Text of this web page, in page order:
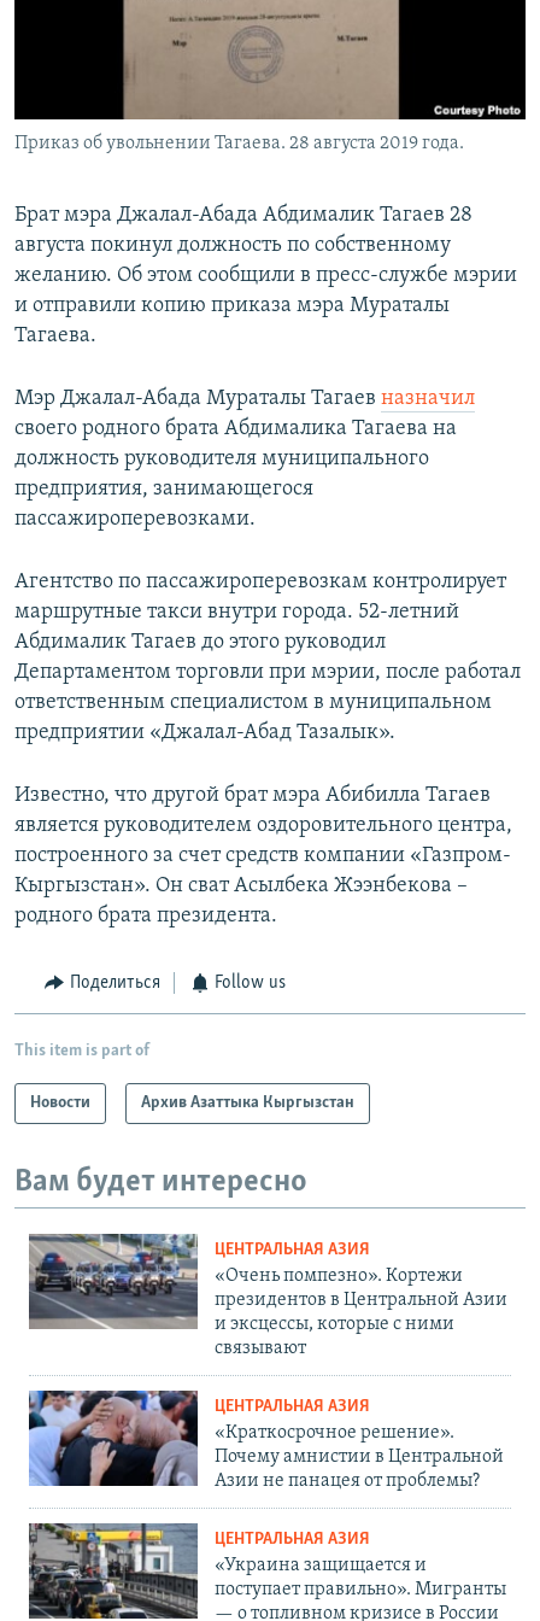
Приказ об увольнении Тагаева. 28 августа 2019 года.
Брат мэра Джалал-Абада Абдималик Тагаев 28
августа покинул должность по собственному
желанию. Об этом сообщили в пресс-службе мэрии
и отправили копию приказа мэра Мураталы
Тагаева.
Мэр Джалал-Абада Мураталы Тагаев назначил
своего родного брата Абдималика Тагаева на
должность руководителя муниципального
предприятия, занимающегося
пассажироперевозками.
Агентство по пассажироперевозкам контролирует
маршрутные такси внутри города. 52-летний
Абдималик Тагаев до этого руководил
Департаментом торговли при мэрии, после работал
ответственным специалистом в муниципальном
предприятии «Джалал-Абад Тазалык».
Известно, что другой брат мэра Абибилла Тагаев
является руководителем оздоровительного центра,
построенного за счет средств компании «Газпром-
Кыргызстан». Он сват Асылбека Жээнбекова –
родного брата президента.
Поделиться Follow us
This item is part of
Новости Архив Азаттыка Кыргызстан
Вам будет интересно
ЦЕНТРАЛЬНАЯ АЗИЯ
«Очень помпезно». Кортежи
президентов в Центральной Азии
и эксцессы, которые с ними
связывают
ЦЕНТРАЛЬНАЯ АЗИЯ
«Краткосрочное решение».
Почему амнистии в Центральной
Азии не панацея от проблемы?
ЦЕНТРАЛЬНАЯ АЗИЯ
«Украина защищается и
поступает правильно». Мигранты
— о топливном кризисе в России